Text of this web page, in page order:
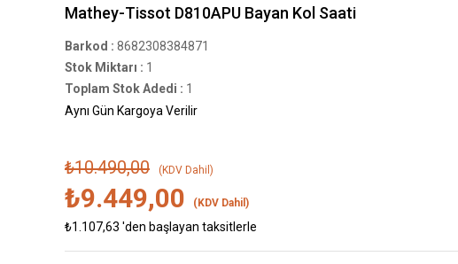
Mathey-Tissot D810APU Bayan Kol Saati
Barkod : 8682308384871
Stok Miktarı : 1
Toplam Stok Adedi : 1
Aynı Gün Kargoya Verilir
₺10.490,00 (KDV Dahil)
₺9.449,00 (KDV Dahil)
₺1.107,63 'den başlayan taksitlerle